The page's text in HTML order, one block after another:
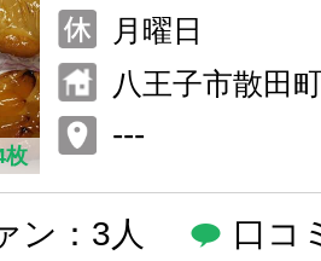
枚
18：00
月曜日
八王子市散田
---
ン：3人 口コ